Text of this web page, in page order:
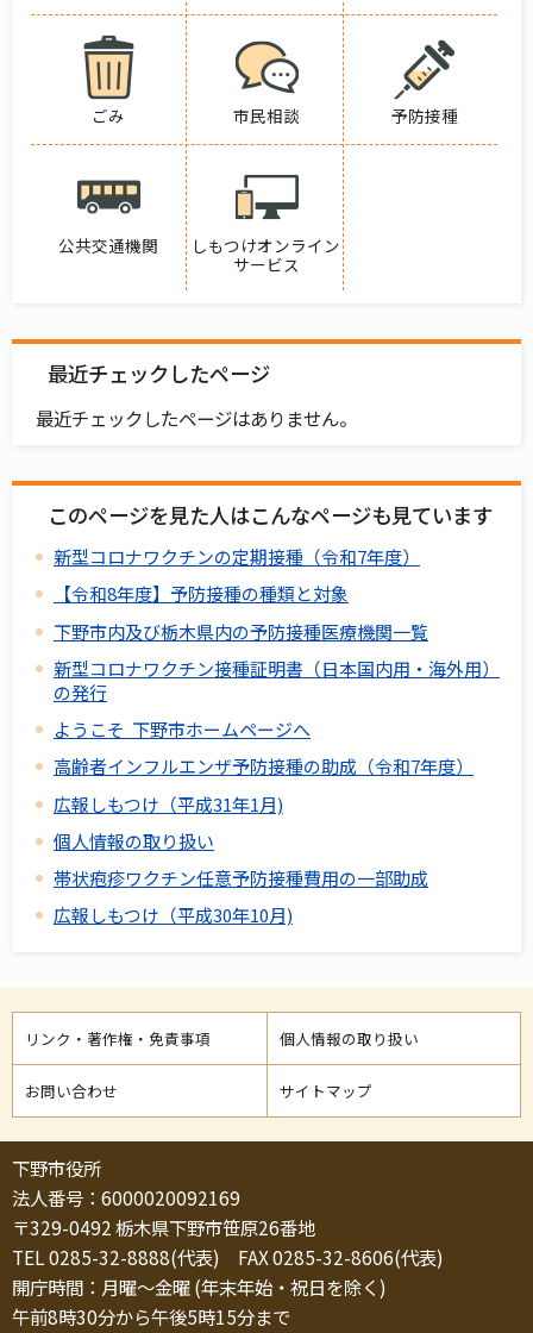
ごみ 市民相談 予防接種
公共交通機関
しもつけオンライン
サービス
最近チェックしたページ
最近チェックしたページはありません。
このページを見た人はこんなページも見ています
新型コロナワクチンの定期接種（令和7年度）
【令和8年度】予防接種の種類と対象
下野市内及び栃木県内の予防接種医療機関一覧
新型コロナワクチン接種証明書（日本国内用・海外用）
の発行
ようこそ 下野市ホームページへ
高齢者インフルエンザ予防接種の助成（令和7年度）
広報しもつけ（平成31年1月)
個人情報の取り扱い
帯状疱疹ワクチン任意予防接種費用の一部助成
広報しもつけ（平成30年10月)
リンク・著作権・免責事項 個人情報の取り扱い
お問い合わせ サイトマップ
下野市役所
法人番号：6000020092169
〒329-0492 栃木県下野市笹原26番地
TEL 0285-32-8888(代表) FAX 0285-32-8606(代表)
開庁時間：月曜～金曜 (年末年始・祝日を除く)
午前8時30分から午後5時15分まで